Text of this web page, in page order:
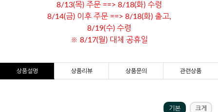
8/13(목) 주문 ==> 8/18(화) 수령
8/14(금) 이후 주문 ==> 8/18(화) 출고,
8/19(수) 수령
※ 8/17(월) 대체 공휴일
상품설명 상품리뷰 상품문의 관련상품
기본 크게